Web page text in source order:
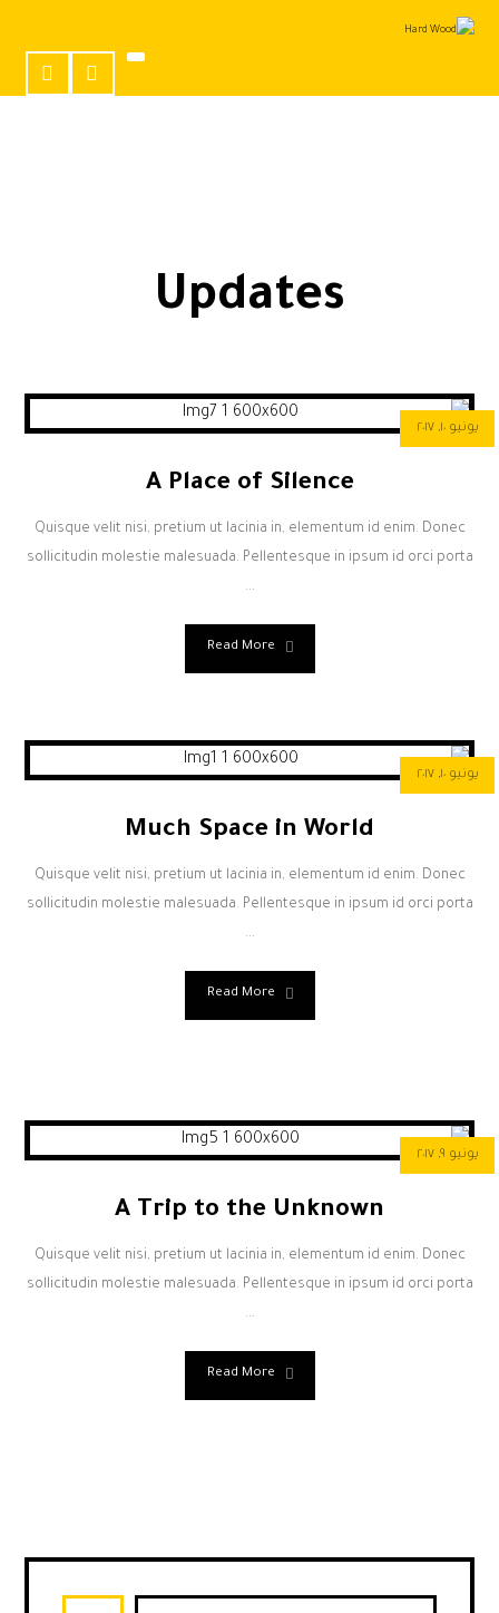
Updates
A Place of Silence
يونيو ١٠, ٢٠١٧
Quisque velit nisi, pretium ut lacinia in, elementum id enim. Donec
sollicitudin molestie malesuada. Pellentesque in ipsum id orci porta
...
Read More
Much Space in World
يونيو ١٠, ٢٠١٧
Quisque velit nisi, pretium ut lacinia in, elementum id enim. Donec
sollicitudin molestie malesuada. Pellentesque in ipsum id orci porta
...
Read More
A Trip to the Unknown
يونيو ٩, ٢٠١٧
Quisque velit nisi, pretium ut lacinia in, elementum id enim. Donec
sollicitudin molestie malesuada. Pellentesque in ipsum id orci porta
...
Read More